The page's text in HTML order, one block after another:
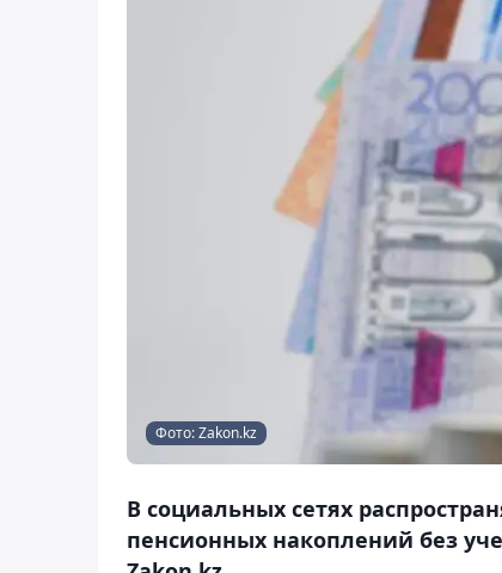
Фото: Zakon.kz
В социальных сетях
пенсионных накоплений без